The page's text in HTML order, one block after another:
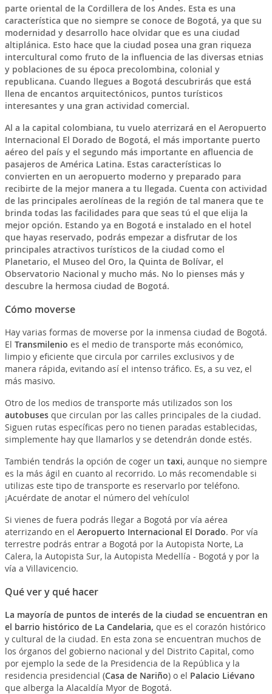
parte oriental de la Cordillera de los Andes. Esta es una
característica que no siempre se conoce de Bogotá, ya que su
modernidad y desarrollo hace olvidar que es una ciudad
altiplánica. Esto hace que la ciudad posea una gran riqueza
intercultural como fruto de la influencia de las diversas etnias
y poblaciones de su época precolombina, colonial y
republicana. Cuando llegues a Bogotá descubrirás que está
llena de encantos arquitectónicos, puntos turísticos
interesantes y una gran actividad comercial.
Al a la capital colombiana, tu vuelo aterrizará en el Aeropuerto
Internacional El Dorado de Bogotá, el más importante puerto
aéreo del país y el segundo más importante en afluencia de
pasajeros de América Latina. Estas características lo
convierten en un aeropuerto moderno y preparado para
recibirte de la mejor manera a tu llegada. Cuenta con actividad
de las principales aerolíneas de la región de tal manera que te
brinda todas las facilidades para que seas tú el que elija la
mejor opción. Estando ya en Bogotá e instalado en el hotel
que hayas reservado, podrás empezar a disfrutar de los
principales atractivos turísticos de la ciudad como el
Planetario, el Museo del Oro, la Quinta de Bolívar, el
Observatorio Nacional y mucho más. No lo pienses más y
descubre la hermosa ciudad de Bogotá.
Cómo moverse
Hay varias formas de moverse por la inmensa ciudad de Bogotá.
El Transmilenio es el medio de transporte más económico,
limpio y eficiente que circula por carriles exclusivos y de
manera rápida, evitando así el intenso tráfico. Es, a su vez, el
más masivo.
Otro de los medios de transporte más utilizados son los
autobusesque circulan por las calles principales de la ciudad.
Siguen rutas específicas pero no tienen paradas establecidas,
simplemente hay que llamarlos y se detendrán donde estés.
También tendrás la opción de coger un taxi, aunque no siempre
es la más ágil en cuanto al recorrido. Lo más recomendable si
utilizas este tipo de transporte es reservarlo por teléfono.
¡Acuérdate de anotar el número del vehículo!
Si vienes de fuera podrás llegar a Bogotá por vía aérea
aterrizando en el Aeropuerto Internacional El Dorado. Por vía
terrestre podrás entrar a Bogotá por la Autopista Norte, La
Calera, la Autopista Sur, la Autopista Medellía - Bogotá y por la
vía a Villavicencio.
Qué ver y qué hacer
La mayoría de puntos de interés de la ciudad se encuentran en
el barrio histórico de La Candelaria, que es el corazón histórico
y cultural de la ciudad. En esta zona se encuentran muchos de
los órganos del gobierno nacional y del Distrito Capital, como
por ejemplo la sede de la Presidencia de la República y la
residencia presidencial (Casa de Nariño) o el Palacio Liévano
que alberga la Alacaldía Myor de Bogotá.